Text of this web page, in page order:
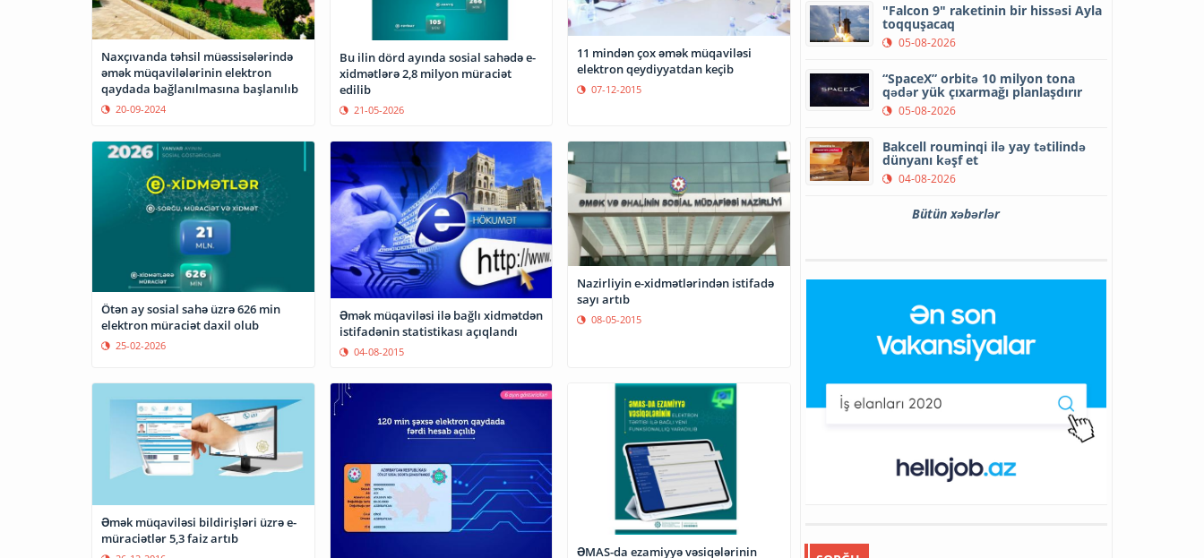
Naxçıvanda təhsil müəssisələrində
əmək müqavilələrinin elektron
qaydada bağlanılmasına başlanılıb
20-09-2024
Bu ilin dörd ayında sosial sahədə e-
xidmətlərə 2,8 milyon müraciət
edilib
21-05-2026
11 mindən çox əmək müqaviləsi
elektron qeydiyyatdan keçib
07-12-2015
Ötən ay sosial sahə üzrə 626 min
elektron müraciət daxil olub
25-02-2026
Əmək müqaviləsi ilə bağlı xidmətdən
istifadənin statistikası açıqlandı
04-08-2015
Nazirliyin e-xidmətlərindən istifadə
sayı artıb
08-05-2015
Əmək müqaviləsi bildirişləri üzrə e-
müraciətlər 5,3 faiz artıb
ƏMAS-da ezamiyyə vəsiqələrinin
"Falcon 9" raketinin bir hissəsi Ayla
toqquşacaq
05-08-2026
“SpaceX” orbitə 10 milyon tona
qədər yük çıxarmağı planlaşdırır
05-08-2026
Bakcell rouminqi ilə yay tətilində
dünyanı kəşf et
04-08-2026
Bütün xəbərlər